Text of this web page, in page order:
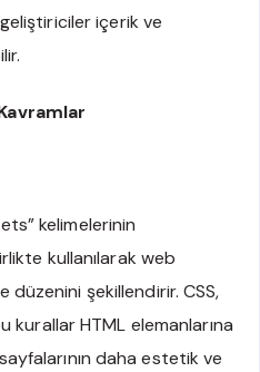
içerik ve
kelimelerinin
kullanılarak web
düzenini şekillendirir. CSS,
kurallar HTML elemanlarına
daha estetik ve